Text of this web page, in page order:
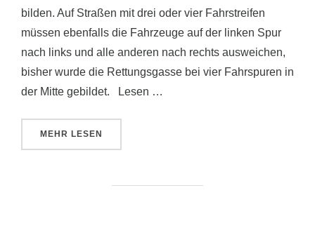
bilden. Auf Straßen mit drei oder vier Fahrstreifen
müssen ebenfalls die Fahrzeuge auf der linken Spur
nach links und alle anderen nach rechts ausweichen,
bisher wurde die Rettungsgasse bei vier Fahrspuren in
der Mitte gebildet. Lesen …
MEHR ÜBER „AB JANUAR 2017 ÄNDERUNG IN DER STVO“
LESEN